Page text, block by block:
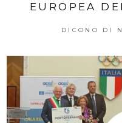
EUROPEA
DICONO DI